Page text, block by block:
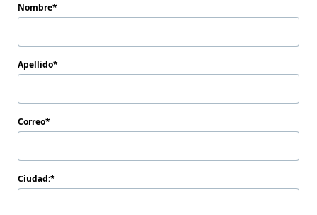
Nombre
Apellido
Correo
Ciudad: